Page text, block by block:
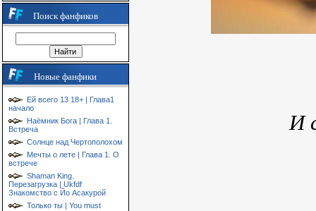
Поиск фанфиков
Новые фанфики
Ей всего 13 18+ | Глава1
начало
Наёмник Бога | Глава 1.
Встреча
Солнце над Чертополохом
Мечты о лете | Глава 1. О
встрече
Shaman King.
Перезагрузка | Ukfdf
Знакомство с Йо Асакурой
Только ты | You must
И